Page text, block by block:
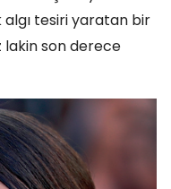
algı tesiri yaratan bir
lakin son derece